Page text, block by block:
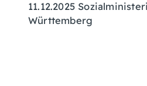
11.12.2025
Württemberg